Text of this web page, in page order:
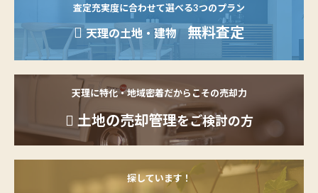
査定充実度に合わせて選べる3つのプラン
天理の土地・建物 無料査定
天理に特化・地域密着だからこその売却力
土地の売却管理をご検討の方
探しています！